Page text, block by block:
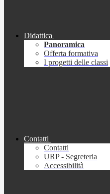
Didattica
Panoramica
Offerta formativa
I progetti delle classi
Contatti
Contatti
URP - Segreteria
Accessibilità